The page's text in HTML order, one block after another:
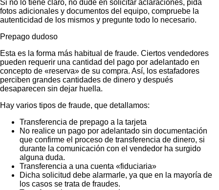
Si no lo tiene claro, no dude en solicitar aclaraciones, pida
fotos adicionales y documentos del equipo, compruebe la
autenticidad de los mismos y pregunte todo lo necesario.
Prepago dudoso
Esta es la forma más habitual de fraude. Ciertos vendedores
pueden requerir una cantidad del pago por adelantado en
concepto de «reserva» de su compra. Así, los estafadores
perciben grandes cantidades de dinero y después
desaparecen sin dejar huella.
Hay varios tipos de fraude, que detallamos:
Transferencia de prepago a la tarjeta
No realice un pago por adelantado sin documentación
que confirme el proceso de transferencia de dinero, si
durante la comunicación con el vendedor ha surgido
alguna duda.
Transferencia a una cuenta «fiduciaria»
Dicha solicitud debe alarmarle, ya que en la mayoría de
los casos se trata de fraudes.